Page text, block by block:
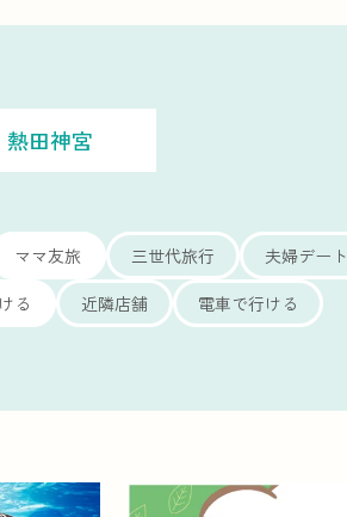
熱田神宮
ママ友旅 三世代旅行
夫婦デート
る 近隣店舗 電車で行ける